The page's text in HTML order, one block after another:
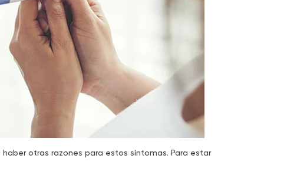
otras razones para estos síntomas. Para estar